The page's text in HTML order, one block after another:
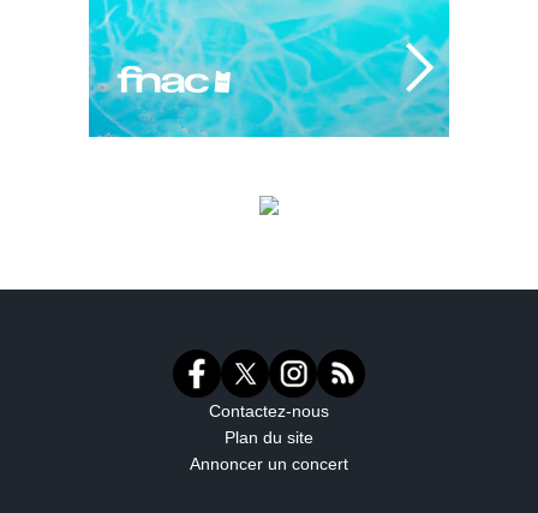
Contactez-nous
Plan du site
Annoncer un concert